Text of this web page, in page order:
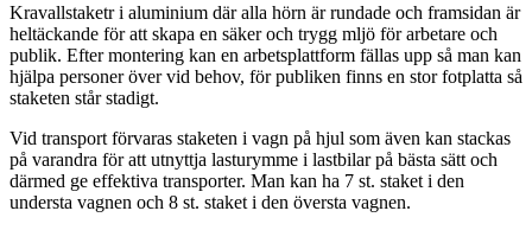
Kravallstaketr i aluminium där alla hörn är rundade och framsidan är
heltäckande för att skapa en säker och trygg mljö för arbetare och
publik. Efter montering kan en arbetsplattform fällas upp så man kan
hjälpa personer över vid behov, för publiken finns en stor fotplatta så
staketen står stadigt.
Vid transport förvaras staketen i vagn på hjul som även kan stackas
på varandra för att utnyttja lasturymme i lastbilar på bästa sätt och
därmed ge effektiva transporter. Man kan ha 7 st. staket i den
understa vagnen och 8 st. staket i den översta vagnen.